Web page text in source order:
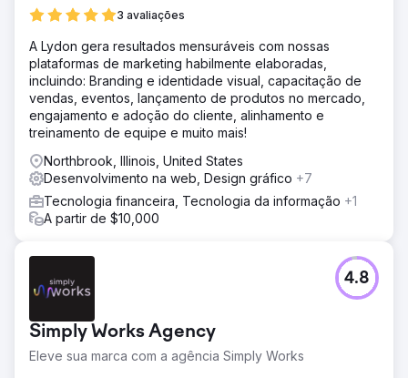
3 avaliações
A Lydon gera resultados mensuráveis com nossas
plataformas de marketing habilmente elaboradas,
incluindo: Branding e identidade visual, capacitação de
vendas, eventos, lançamento de produtos no mercado,
engajamento e adoção do cliente, alinhamento e
treinamento de equipe e muito mais!
Northbrook, Illinois, United States
Desenvolvimento na web, Design gráfico +7
Tecnologia financeira, Tecnologia da informação +1
A partir de $10,000
Simply Works Agency
Eleve sua marca com a agência Simply Works
4.8